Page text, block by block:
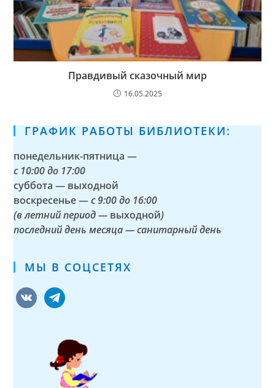
Правдивый сказочный мир
16.05.2025
ГРАФИК РАБОТЫ БИБЛИОТЕКИ:
понедельник-пятница —
с 10:00 до 17:00
суббота — выходной
воскресенье —с 9:00 до 16:00
(в летний период — выходной)
последний день месяца — санитарный день
МЫ В СОЦСЕТЯХ
vkontaktetelegram